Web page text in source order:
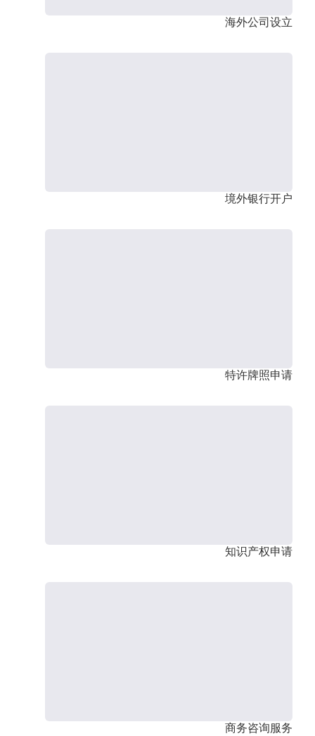
海外公司设立
境外银行开户
特许牌照申请
知识产权申请
商务咨询服务